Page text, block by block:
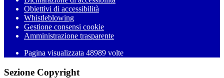
Obiettivi di accessibilità
Whistleblowing
Gestione consensi cookie
Amministrazione trasparente
Pagina visualizzata 48989 volte
Sezione Copyright